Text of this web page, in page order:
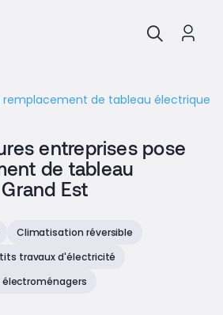
remplacement de tableau électrique
entreprises pose
de tableau
Est
Climatisation réversible
travaux d'électricité
électroménagers